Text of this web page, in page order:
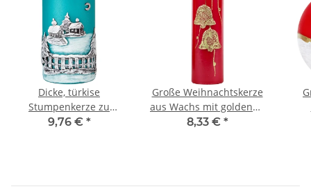
Dicke, türkise
Stumpenkerze zu
Weihnachten mit einem
9,76 € *
Große Weihnachtskerze
aus Wachs mit goldenen
Glocken, Stumpenkerze
8,33 € *